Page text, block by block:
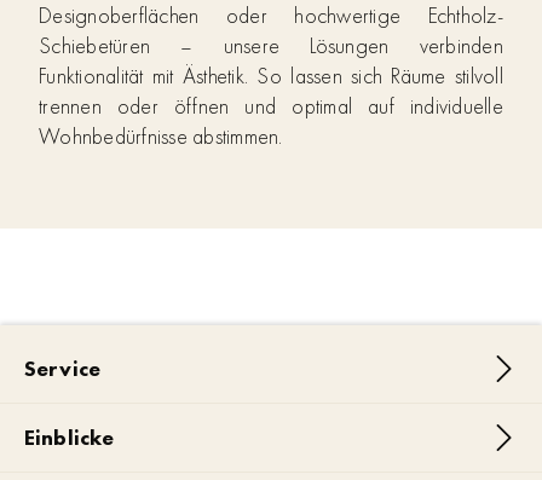
Designoberflächen oder hochwertige Echtholz-
Schiebetüren – unsere Lösungen verbinden
Funktionalität mit Ästhetik. So lassen sich Räume stilvoll
trennen oder öffnen und optimal auf individuelle
Wohnbedürfnisse abstimmen.
Service
Einblicke